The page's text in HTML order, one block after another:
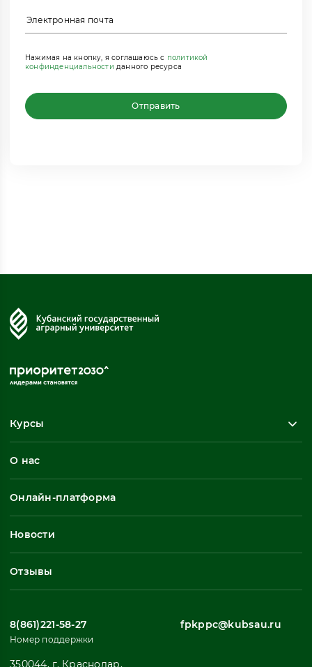
Нажимая на кнопку, я соглашаюсь с политикой
конфинденциальности данного ресурса
Отправить
Курсы
Повышение квалификации
Профессиональная переподготовка
Профессиональное обучение
Все
О нас
Онлайн-платформа
Новости
Отзывы
8(861)221-58-27
Номер поддержки
fpkppc@kubsau.ru
350044, г. Краснодар,